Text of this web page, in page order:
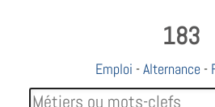
183
Emploi -Alternance -